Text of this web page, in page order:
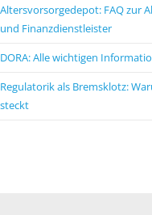
Altersvorsorgedepot: FAQ zur
und Finanzdienstleister
DORA: Alle wichtigen
Regulatorik als Bremsklotz:
steckt